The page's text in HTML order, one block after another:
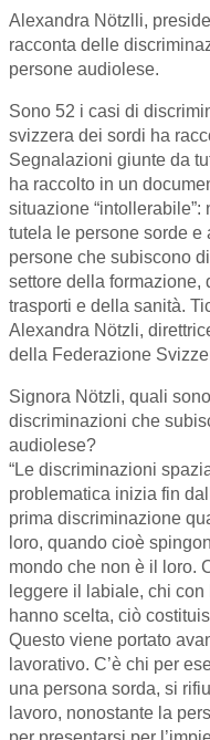
Alexandra Nötzlli,
racconta delle
persone audiolese.
Sono 52 i casi di
svizzera dei sordi ha
Segnalazioni giunte da
ha raccolto in un
situazione
tutela le persone sorde
persone che subiscono
settore della formazione,
trasporti e della sanità.
Alexandra Nötzli,
della Federazione
Signora Nötzli, quali
discriminazioni che
audiolese?
“Le discriminazioni
problematica inizia fin
prima discriminazione
loro, quando cioè
mondo che non è il loro.
leggere il labiale, chi
hanno scelta, ciò
Questo viene portato
lavorativo. C’è chi per
una persona sorda, si
lavoro, nonostante la